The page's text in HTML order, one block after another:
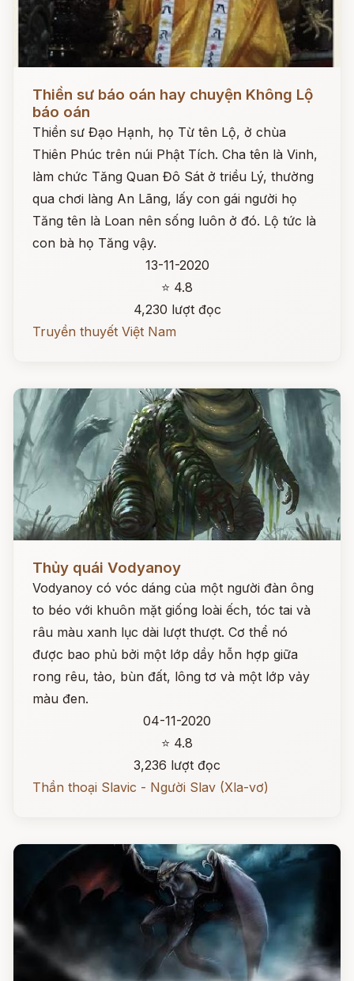
Đọc ngay
Thiền sư báo oán hay chuyện Không Lộ
báo oán
Thiền sư Đạo Hạnh, họ Từ tên Lộ, ở chùa
Thiên Phúc trên núi Phật Tích. Cha tên là Vinh,
làm chức Tăng Quan Đô Sát ở triều Lý, thường
qua chơi làng An Lãng, lấy con gái người họ
Tăng tên là Loan nên sống luôn ở đó. Lộ tức là
con bà họ Tăng vậy.
13-11-2020
⭐ 4.8
4,230 lượt đọc
Truyền thuyết Việt Nam
Thủy quái Vodyanoy
Vodyanoy có vóc dáng của một người đàn ông
to béo với khuôn mặt giống loài ếch, tóc tai và
râu màu xanh lục dài lượt thượt. Cơ thể nó
được bao phủ bởi một lớp dầy hỗn hợp giữa
rong rêu, tảo, bùn đất, lông tơ và một lớp vảy
màu đen.
04-11-2020
⭐ 4.8
3,236 lượt đọc
Thần thoại Slavic - Người Slav (Xla-vơ)